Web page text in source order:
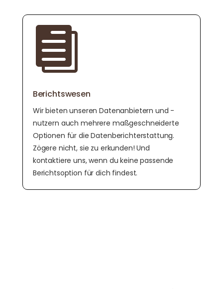

Berichtswesen
Wir bieten unseren Datenanbietern und -
nutzern auch mehrere maßgeschneiderte
Optionen für die Datenberichterstattung.
Zögere nicht, sie zu erkunden! Und
kontaktiere uns, wenn du keine passende
Berichtsoption für dich findest.